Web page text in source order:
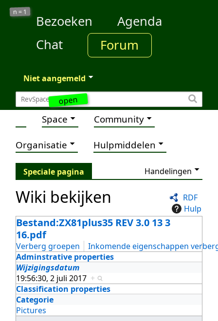
open
n = 1
Bezoeken
Agenda
Chat
Forum
Niet aangemeld
Space Community
Organisatie Hulpmiddelen
Speciale pagina Handelingen
RDF
Hulp
Wiki bekijken
Bestand:ZX81plus35 REV 3.0 13 3
16.pdf
Verberg groepen
Inkomende eigenschappen
Adminstrative properties
Wijzigingsdatum
19:56:30, 2 juli 2017 +
Classification properties
Categorie
Pictures